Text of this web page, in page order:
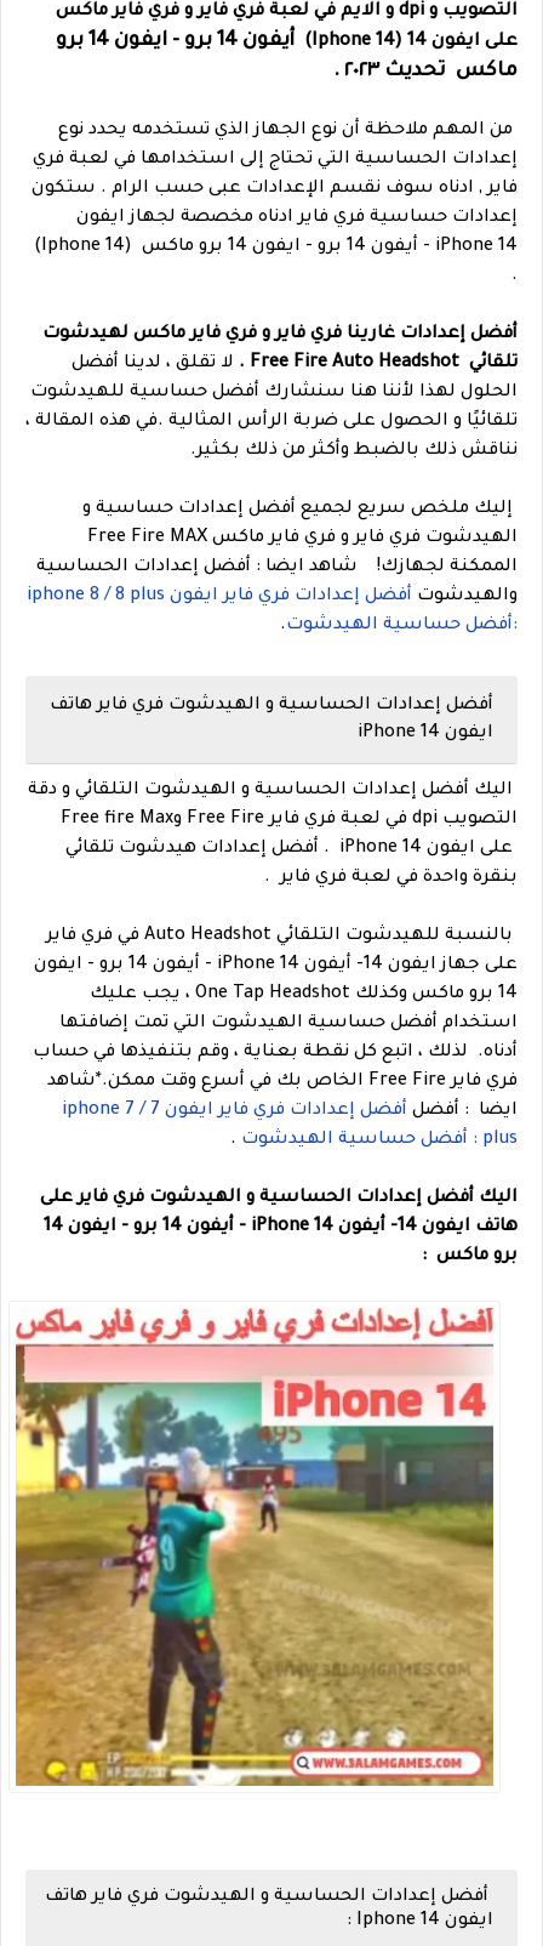
التصويب و dpi و الايم في لعبة فري فاير و فري فاير ماكس
على ايفون 14 (14 Iphone)
أيفون 14 برو - ايفون 14 برو
ماكس تحديث ٢٠٢٣ .
من المهم ملاحظة أن نوع الجهاز الذي تستخدمه يحدد نوع
إعدادات الحساسية التي تحتاج إلى استخدامها في لعبة فري
فاير , ادناه سوف نقسم الإعدادات عبى حسب الرام . ستكون
إعدادات حساسية فري فاير ادناه مخصصة لجهاز ايفون
iPhone 14 - أيفون 14 برو - ايفون 14 برو ماكس (14 Iphone)
.
أفضل إعدادات غارينا فري فاير و فري فاير ماكس لهيدشوت
تلقائي Free Fire Auto Headshot .
لا تقلق ، لدينا أفضل
الحلول لهذا لأننا هنا سنشارك أفضل حساسية للهيدشوت
تلقائيًا و الحصول على ضربة الرأس المثالية .في هذه المقالة ،
نناقش ذلك بالضبط وأكثر من ذلك بكثير.
إليك ملخص سريع لجميع أفضل إعدادات حساسية و
الهيدشوت فري فاير و فري فاير ماكس Free Fire MAX
الممكنة لجهازك!
شاهد ايضا : أفضل إعدادات الحساسية
والهيدشوت
أفضل إعدادات فري فاير ايفون iphone 8 / 8 plus
:أفضل حساسية الهيدشوت.
أفضل إعدادات الحساسية و الهيدشوت فري فاير هاتف
ايفون iPhone 14
اليك أفضل إعدادات الحساسية و الهيدشوت التلقائي و دقة
على ايفون iPhone 14 . أفضل إعدادات هيدشوت تلقائي
بنقرة واحدة في لعبة فري فاير .
بالنسبة للهيدشوت التلقائي Auto Headshot في فري فاير
على جهاز ايفون 14- أيفون iPhone 14 - أيفون 14 برو - ايفون
14 برو ماكس وكذلك One Tap Headshot ، يجب عليك
استخدام أفضل حساسية الهيدشوت التي تمت إضافتها
أدناه.
لذلك ، اتبع كل نقطة بعناية ، وقم بتنفيذها في حساب
فري فاير Free Fire الخاص بك في أسرع وقت ممكن.
*شاهد
ايضا
: أفضل
أفضل إعدادات فري فاير ايفون iphone 7 / 7
plus : أفضل حساسية الهيدشوت
.
اليك أفضل إعدادات الحساسية و الهيدشوت فري فاير على
هاتف ايفون 14- أيفون iPhone 14 - أيفون 14 برو - ايفون 14
برو ماكس :
أفضل إعدادات الحساسية و الهيدشوت فري فاير هاتف
ايفون 14 Iphone :